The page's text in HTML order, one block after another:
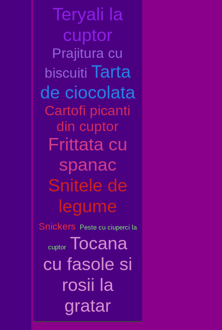
Teryali la
cuptor
Prajitura cu
biscuiti Tarta
de ciocolata
Cartofi picanti
din cuptor
Frittata cu
spanac
Snitele de
legume
Snickers Peste cu ciuperci la
cuptor Tocana
cu fasole si
rosii la
gratar